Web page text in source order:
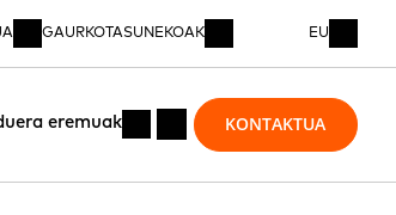
GAURKOTASUNEKOAK EU
eremuak KONTAKTUA